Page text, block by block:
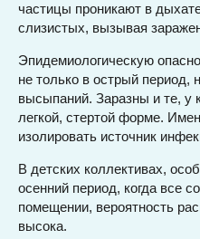
частицы проникают в
слизистых, вызывая
Эпидемиологическую
не только в острый период,
высыпаний. Заразны и те, у
легкой, стертой форме.
изолировать источник
В детских коллективах,
осенний период, когда все
помещении, вероятность
высока.